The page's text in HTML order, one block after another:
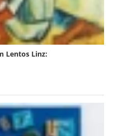
Lentos Linz: